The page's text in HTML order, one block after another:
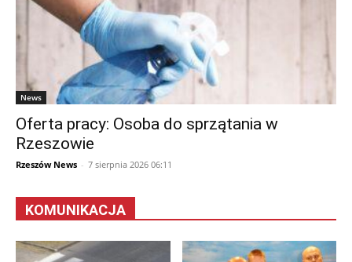
News
Oferta pracy: Osoba do sprzątania w
Rzeszowie
Rzeszów News - 7 sierpnia 2026 06:11
KOMUNIKACJA